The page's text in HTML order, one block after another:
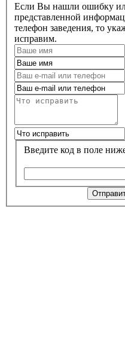
Если Вы нашли ошибку
представленной
телефон заведения, то
исправим.
Введите код в поле